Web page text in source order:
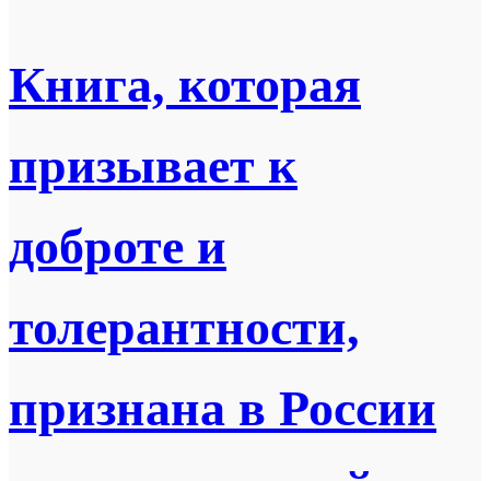
Книга, которая
призывает к
доброте и
толерантности,
признана в России